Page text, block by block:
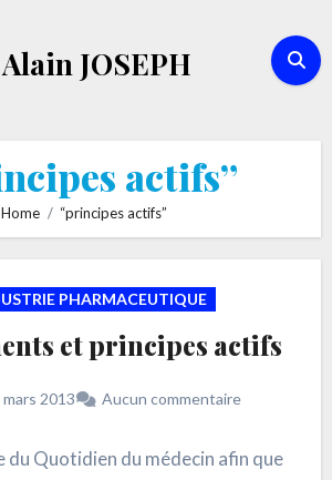
JOSEPH
actifs”
Home “principes actifs”
PHARMACEUTIQUE
et principes actifs
mars 2013 Aucun commentaire
du Quotidien du médecin afin que